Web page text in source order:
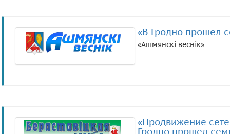
«В Гродно прошел
«Ашмянскі веснік»
«Продвижение